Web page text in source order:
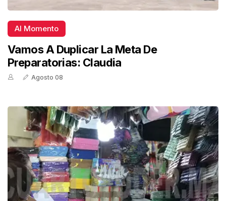
Al Momento
Vamos A Duplicar La Meta De
Preparatorias: Claudia
Agosto 08